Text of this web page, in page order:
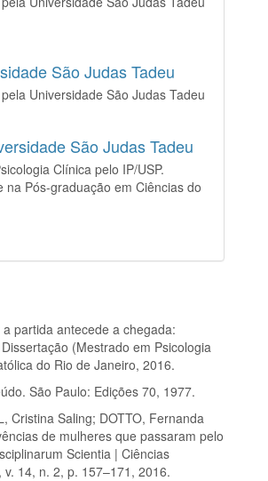
São Judas Tadeu
Universidade São Judas Tadeu
São Judas Tadeu
Clínica pelo IP/USP.
Pós-graduação em Ciências do
partida antecede a chegada:
(Mestrado em Psicologia
do Rio de Janeiro, 2016.
São Paulo: Edições 70, 1977.
Cristina Saling; DOTTO, Fernanda
de mulheres que passaram pelo
Scientia | Ciências
14, n. 2, p. 157–171, 2016.